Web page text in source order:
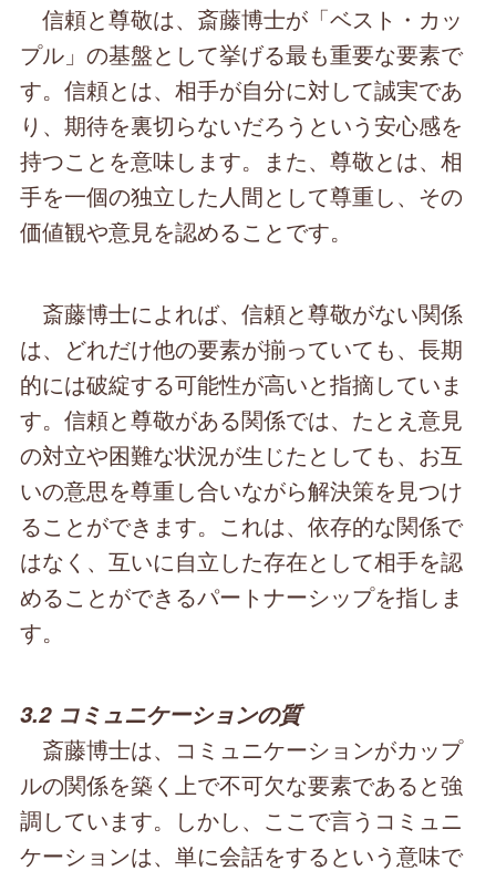
信頼と尊敬は、斎藤博士が「ベスト・カッ
プル」の基盤として挙げる最も重要な要素で
す。信頼とは、相手が自分に対して誠実であ
り、期待を裏切らないだろうという安心感を
持つことを意味します。また、尊敬とは、相
手を一個の独立した人間として尊重し、その
価値観や意見を認めることです。
斎藤博士によれば、信頼と尊敬がない関係
は、どれだけ他の要素が揃っていても、長期
的には破綻する可能性が高いと指摘していま
す。信頼と尊敬がある関係では、たとえ意見
の対立や困難な状況が生じたとしても、お互
いの意思を尊重し合いながら解決策を見つけ
ることができます。これは、依存的な関係で
はなく、互いに自立した存在として相手を認
めることができるパートナーシップを指しま
す。
3.2 コミュニケーションの質
斎藤博士は、コミュニケーションがカップ
ルの関係を築く上で不可欠な要素であると強
調しています。しかし、ここで言うコミュニ
ケーションは、単に会話をするという意味で